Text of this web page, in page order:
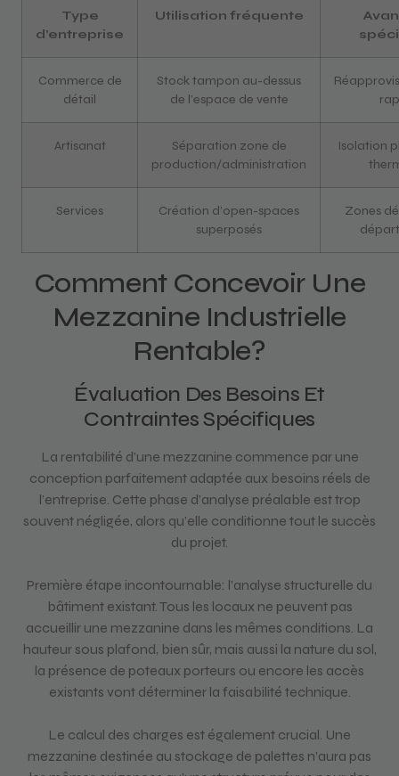
Type
d’entreprise
Utilisation fréquente
Commerce de
détail
Stock tampon au-dessus
de l’espace de vente
Artisanat
Séparation zone de
production/administration
Isolation
Services
Création d’open-spaces
superposés
Zones
Comment Concevoir Une
Mezzanine Industrielle
Rentable?
Évaluation Des Besoins Et
Contraintes Spécifiques
La rentabilité d’une mezzanine commence par une
conception parfaitement adaptée aux besoins réels de
l’entreprise. Cette phase d’analyse préalable est trop
souvent négligée, alors qu’elle conditionne tout le succès
du projet.
Première étape incontournable: l’analyse structurelle du
bâtiment existant. Tous les locaux ne peuvent pas
accueillir une mezzanine dans les mêmes conditions. La
hauteur sous plafond, bien sûr, mais aussi la nature du sol,
la présence de poteaux porteurs ou encore les accès
existants vont déterminer la faisabilité technique.
Le calcul des charges est également crucial. Une
mezzanine destinée au stockage de palettes n’aura pas